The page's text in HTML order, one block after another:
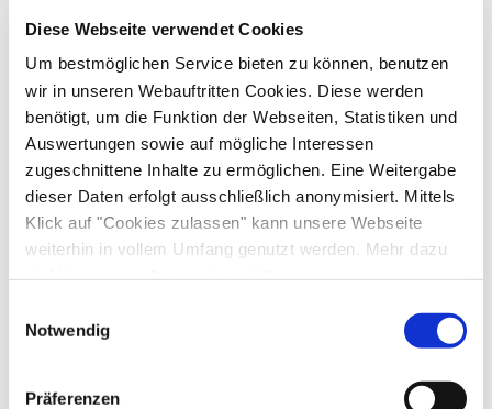
Diese Webseite verwendet Cookies
Um bestmöglichen Service bieten zu können, benutzen
wir in unseren Webauftritten Cookies. Diese werden
benötigt, um die Funktion der Webseiten, Statistiken und
Auswertungen sowie auf mögliche Interessen
zugeschnittene Inhalte zu ermöglichen. Eine Weitergabe
dieser Daten erfolgt ausschließlich anonymisiert. Mittels
Klick auf "Cookies zulassen" kann unsere Webseite
weiterhin in vollem Umfang genutzt werden. Mehr dazu
steht in unserer Datenschutzerklärung.
gelistet.
Notwendig
Präferenzen
Ausschließlich Barzahlung
Aktivitäten
Angeln Bogenschießen
Fahrradtouren
Golfplatz (Entfernung max. 3 km)
Langlaufen
Minigolf
Reiten
Tennisplatz
Tischtennis Wandern
Ausstattung
Spielplatz
Familienangebote
Kinderspielplatz Schlittenverleih
Frühstück
Richtlinien
Gemeinschaftsbereiche